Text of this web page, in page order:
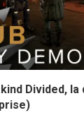
Divided, la